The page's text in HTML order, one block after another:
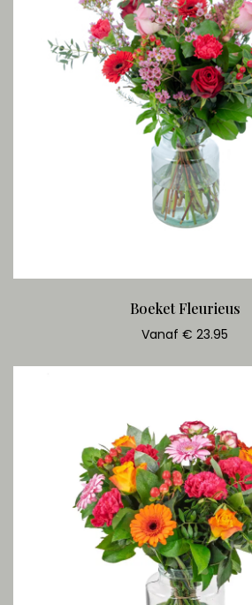
Boeket Fleurieus
Vanaf € 23.95